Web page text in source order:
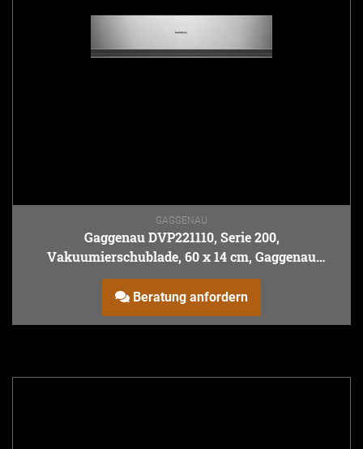
GAGGENAU
Gaggenau DVP221110, Serie 200,
Vakuumierschublade, 60 x 14 cm, Gaggenau
Metallic
Beratung anfordern